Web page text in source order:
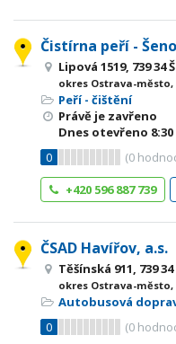
Čistírna peří -
Lipová 1519, 739 34
okres Ostrava-
Peří - čištění
Právě je zavřeno
Dnes otevřeno
0
(0
+420 596 887 739
ČSAD Havířov, a.s.
Těšínská 911, 739
okres Ostrava-
Autobusová
0
(0